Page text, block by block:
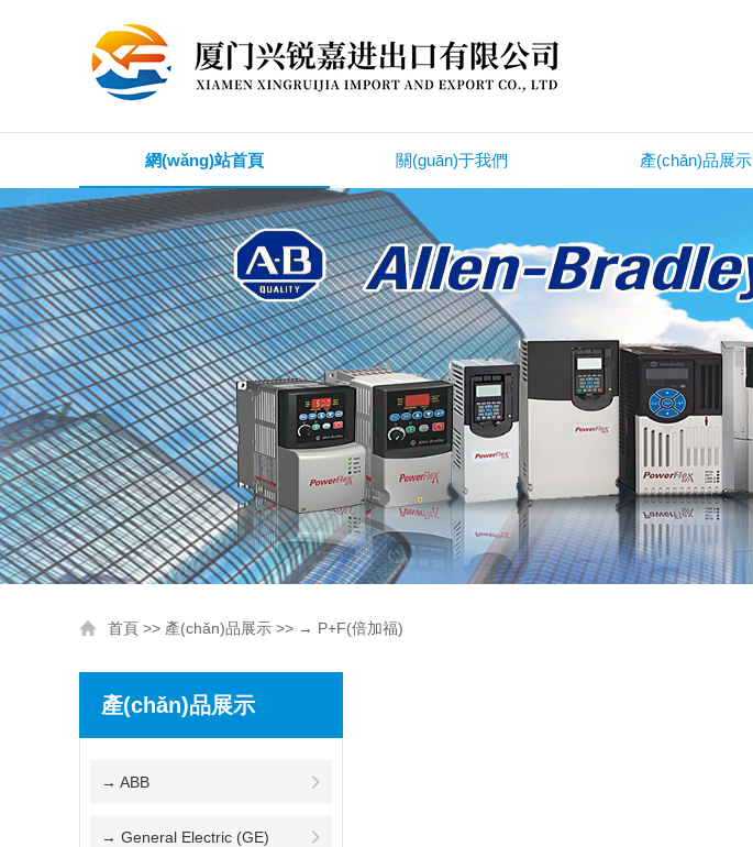
網(wǎng)站首頁 關(guān)于我們 產(chǎn)品展示
首頁 >> 產(chǎn)品展示 >> → P+F(倍加福)
產(chǎn)品展示
→ ABB
→ General Electric (GE)